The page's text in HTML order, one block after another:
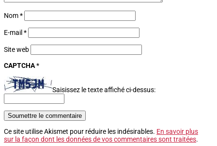
Nom*
E-mail *
Site web
CAPTCHA*
Saisissez le texte affiché ci-dessus:
Soumettre le commentaire
Ce site utilise Akismet pour réduire les indésirables. En savoir plus
sur la façon dont les données de vos commentaires sont traitées.